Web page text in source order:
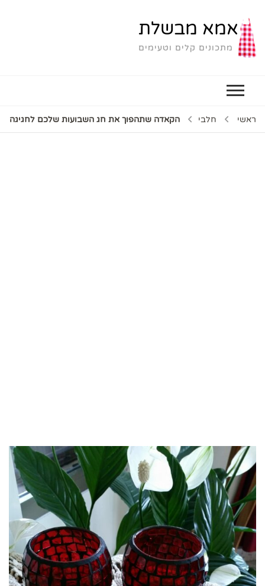
אמא מבשלת
מתכונים קלים וטעימים
ראשי חלבי הקאדה שתהפוך את חג השבועות שלכם לחגיגה